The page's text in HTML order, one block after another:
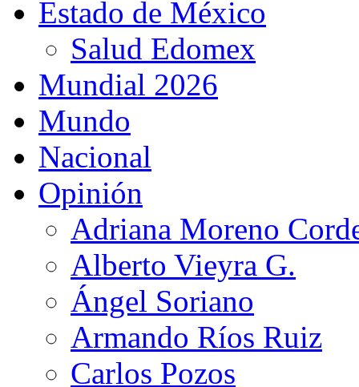
Estado de México
Salud Edomex
Mundial 2026
Mundo
Nacional
Opinión
Adriana Moreno
Alberto Vieyra G.
Ángel Soriano
Armando Ríos Ruiz
Carlos Pozos